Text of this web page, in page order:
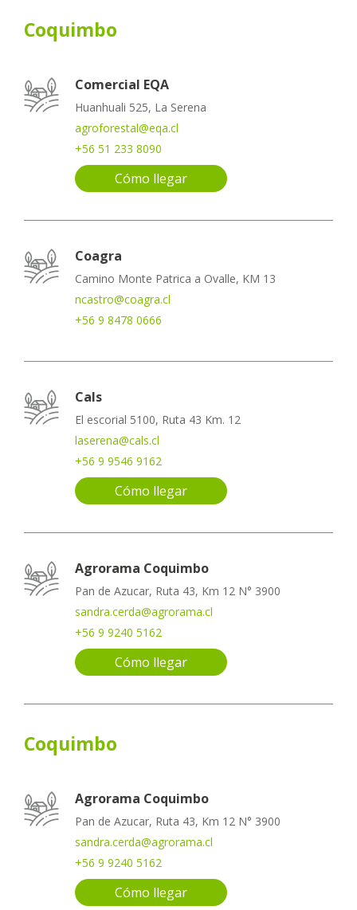
Coquimbo
Comercial EQA
Huanhuali 525, La Serena
agroforestal@eqa.cl
+56 51 233 8090
Cómo llegar
Coagra
Camino Monte Patrica a Ovalle, KM 13
ncastro@coagra.cl
+56 9 8478 0666
Cals
El escorial 5100, Ruta 43 Km. 12
laserena@cals.cl
+56 9 9546 9162
Cómo llegar
Agrorama Coquimbo
Pan de Azucar, Ruta 43, Km 12 N° 3900
sandra.cerda@agrorama.cl
+56 9 9240 5162
Cómo llegar
Coquimbo
Agrorama Coquimbo
Pan de Azucar, Ruta 43, Km 12 N° 3900
sandra.cerda@agrorama.cl
+56 9 9240 5162
Cómo llegar